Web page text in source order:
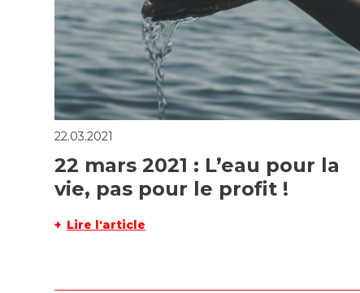
22.03.2021
22 mars 2021 : L’eau pour la
vie, pas pour le profit !
Lire l'article